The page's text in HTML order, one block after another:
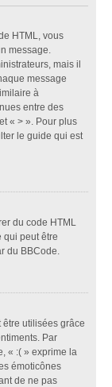
HTML, vous
message.
mais il
message
à
entre des
« > ». Pour plus
le guide qui est
du code HTML
qui peut être
du BBCode.
utilisées grâce
Par
« :( » exprime la
émoticônes
de ne pas